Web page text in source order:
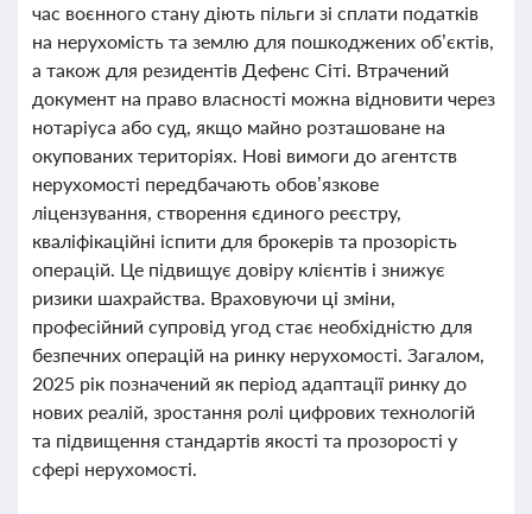
час воєнного стану діють пільги зі сплати податків
на нерухомість та землю для пошкоджених об’єктів,
а також для резидентів Дефенс Сіті. Втрачений
документ на право власності можна відновити через
нотаріуса або суд, якщо майно розташоване на
окупованих територіях. Нові вимоги до агентств
нерухомості передбачають обов’язкове
ліцензування, створення єдиного реєстру,
кваліфікаційні іспити для брокерів та прозорість
операцій. Це підвищує довіру клієнтів і знижує
ризики шахрайства. Враховуючи ці зміни,
професійний супровід угод стає необхідністю для
безпечних операцій на ринку нерухомості. Загалом,
2025 рік позначений як період адаптації ринку до
нових реалій, зростання ролі цифрових технологій
та підвищення стандартів якості та прозорості у
сфері нерухомості.